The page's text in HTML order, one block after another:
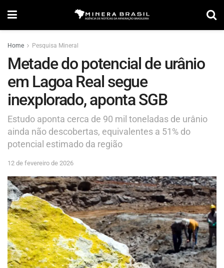
Home Pesquisa Mineral
Metade do potencial de urânio
em Lagoa Real segue
inexplorado, aponta SGB
Estudo aponta cerca de 90 mil toneladas de urânio
ainda não descobertas, equivalentes a 51% do
potencial estimado da região
12 de fevereiro de 2026